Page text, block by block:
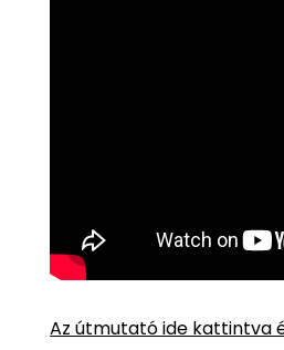
Az útmutató ide kattintva